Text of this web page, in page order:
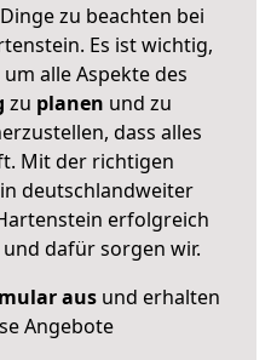
zu beachten bei
Es ist wichtig,
alle Aspekte des
zu planen und zu
dass alles
Mit der richtigen
deutschlandweiter
erfolgreich
dafür sorgen wir.
ausund erhalten
Angebote